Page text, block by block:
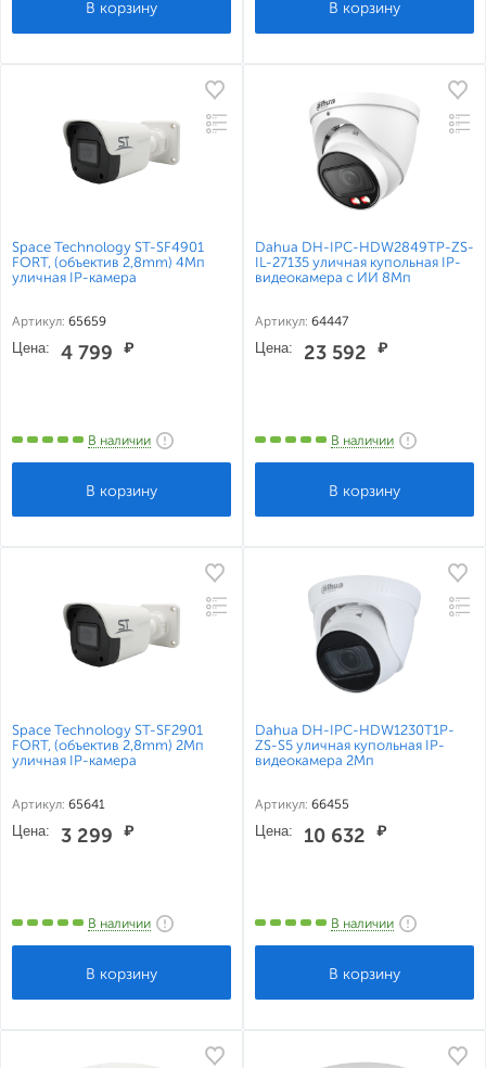
Space Technology ST-SF4901
FORT, (объектив 2,8mm) 4Мп
уличная IP-камера
Артикул: 65659
Цена: 4 799 ₽
В наличии
Dahua DH-IPC-HDW2849TP-ZS-
IL-27135 уличная купольная IP-
видеокамера с ИИ 8Мп
Артикул: 64447
Цена: 23 592 ₽
В наличии
Space Technology ST-SF2901
FORT, (объектив 2,8mm) 2Мп
уличная IP-камера
Артикул: 65641
Цена: 3 299 ₽
В наличии
Dahua DH-IPC-HDW1230T1P-
ZS-S5 уличная купольная IP-
видеокамера 2Мп
Артикул: 66455
Цена: 10 632 ₽
В наличии